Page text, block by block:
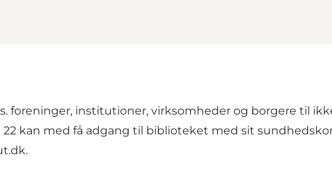
foreninger, institutioner, virksomheder og borgere til
kan med få adgang til biblioteket med sit